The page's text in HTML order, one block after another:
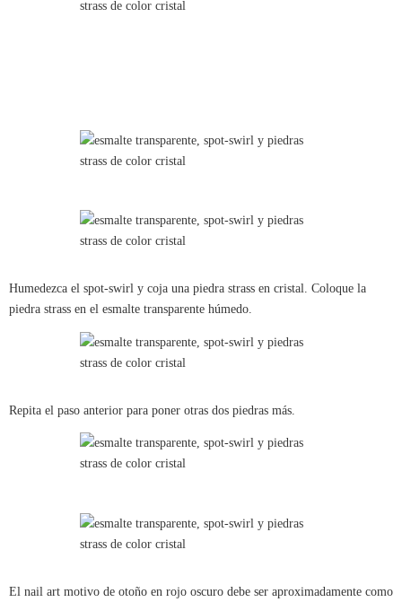
Humedezca el spot-swirl y coja una piedra strass en cristal. Coloque la
piedra strass en el esmalte transparente húmedo.
Repita el paso anterior para poner otras dos piedras más.
El nail art motivo de otoño en rojo oscuro debe ser aproximadamente como